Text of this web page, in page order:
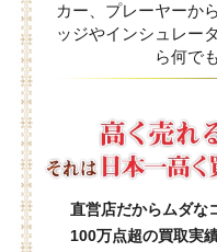
カー、プレーヤーか
ッジやインシュレー
ら何で
直営店だからムダな
100万点超の買取実